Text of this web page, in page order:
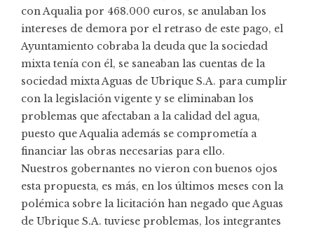
con Aqualia por 468.000 euros, se anulaban los
intereses de demora por el retraso de este pago, el
Ayuntamiento cobraba la deuda que la sociedad
mixta tenía con él, se saneaban las cuentas de la
sociedad mixta Aguas de Ubrique S.A. para cumplir
con la legislación vigente y se eliminaban los
problemas que afectaban a la calidad del agua,
puesto que Aqualia además se comprometía a
financiar las obras necesarias para ello.
Nuestros gobernantes no vieron con buenos ojos
esta propuesta, es más, en los últimos meses con la
polémica sobre la licitación han negado que Aguas
de Ubrique S.A. tuviese problemas, los integrantes